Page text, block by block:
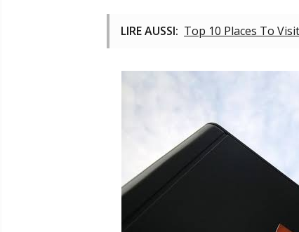
LIRE AUSSI: Top 10 Places To